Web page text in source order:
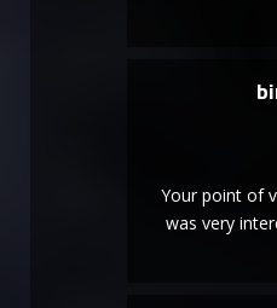
Your point of
was very